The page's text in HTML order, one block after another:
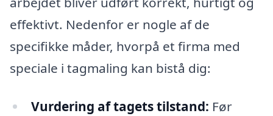
effektivt. Nedenfor er nogle af de
specifikke måder, hvorpå et firma med
speciale i tagmaling kan bistå dig:
Vurdering af tagets tilstand: Før